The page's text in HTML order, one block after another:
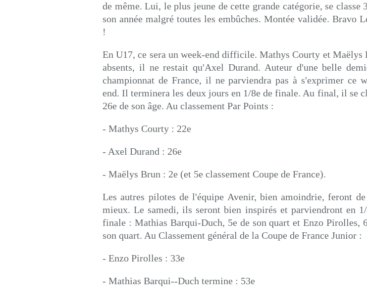
de même. Lui, le plus jeune de cette grande catégorie, se classe
son année malgré toutes les embûches. Montée validée. Bravo
!
En U17, ce sera un week-end difficile. Mathys Courty et Maëlys
absents, il ne restait qu'Axel Durand. Auteur d'une belle
championnat de France, il ne parviendra pas à s'exprimer ce
end. Il terminera les deux jours en 1/8e de finale. Au final, il se
26e de son âge. Au classement Par Points :
- Mathys Courty : 22e
- Axel Durand : 26e
- Maëlys Brun : 2e (et 5e classement Coupe de France).
Les autres pilotes de l'équipe Avenir, bien amoindrie, feront
mieux. Le samedi, ils seront bien inspirés et parviendront en
finale : Mathias Barqui-Duch, 5e de son quart et Enzo Pirolles,
son quart. Au Classement général de la Coupe de France Junior :
- Enzo Pirolles : 33e
- Mathias Barqui--Duch termine : 53e